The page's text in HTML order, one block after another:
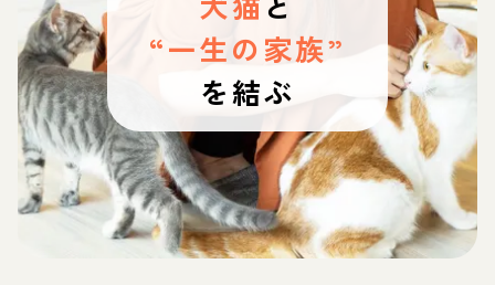
“一生の家族”
を結ぶ